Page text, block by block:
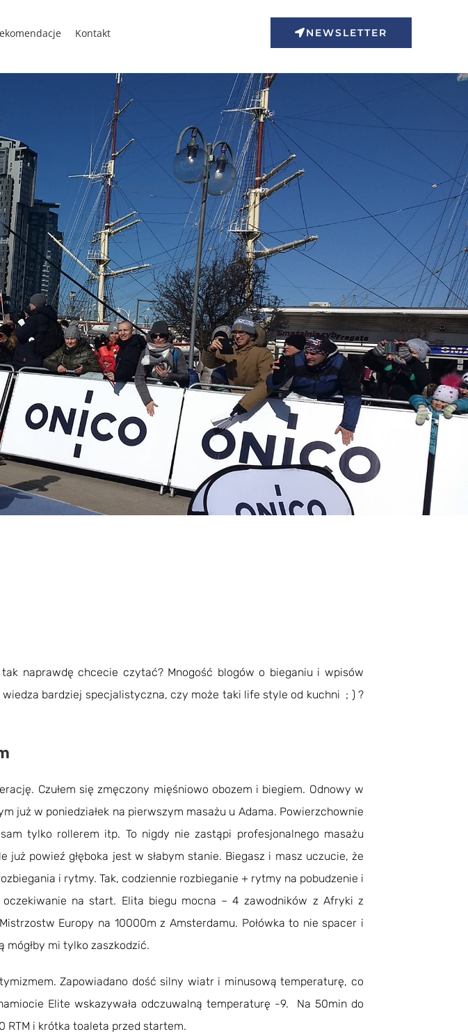
Kontakt NEWSLETTER
naprawdę chcecie czytać? Mnogość blogów o bieganiu i wpisów
bardziej specjalistyczna, czy może taki life style od kuchni ; ) ?
Czułem się zmęczony mięśniowo obozem i biegiem. Odnowy w
już w poniedziałek na pierwszym masażu u Adama. Powierzchownie
tylko rollerem itp. To nigdy nie zastąpi profesjonalnego masażu
powieź głęboka jest w słabym stanie. Biegasz i masz uczucie, że
i rytmy. Tak, codziennie rozbieganie + rytmy na pobudzenie i
na start. Elita biegu mocna – 4 zawodników z Afryki z
Europy na 10000m z Amsterdamu. Połówka to nie spacer i
mi tylko zaszkodzić.
Zapowiadano dość silny wiatr i minusową temperaturę, co
Elite wskazywała odczuwalną temperaturę -9. Na 50min do
RTM i krótka toaleta przed startem.